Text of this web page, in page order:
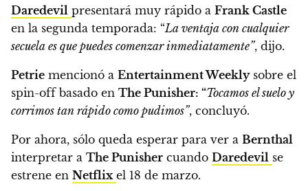
Daredevil presentará muy rápido a Frank Castle
en la segunda temporada: “La ventaja con cualquier
secuela es que puedes comenzar inmediatamente”, dijo.
Petrie mencionó a Entertainment Weeklysobre el
spin-off basado en The Punisher: “Tocamos el suelo y
corrimos tan rápido como pudimos”, concluyó.
Por ahora, sólo queda esperar para ver a Bernthal
interpretar a The Punisher cuando Daredevil se
estrene en Netflix el 18 de marzo.